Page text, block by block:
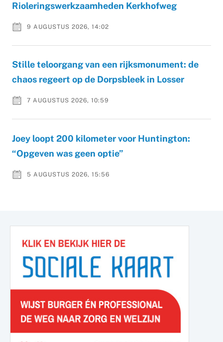
Rioleringswerkzaamheden Kerkhofweg
9 AUGUSTUS 2026, 14:02
Stille teloorgang van een rijksmonument: de
chaos regeert op de Dorpsbleek in Losser
7 AUGUSTUS 2026, 10:59
Joey loopt 200 kilometer voor Huntington:
“Opgeven was geen optie”
5 AUGUSTUS 2026, 15:56